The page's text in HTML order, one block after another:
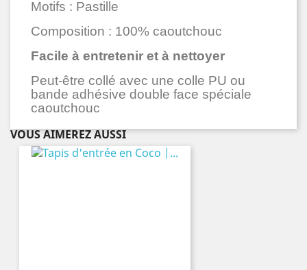
Motifs : Pastille
Composition : 100% caoutchouc
Facile à entretenir et à nettoyer
Peut-être collé avec une colle PU ou
bande adhésive double face spéciale
caoutchouc
VOUS AIMEREZ AUSSI